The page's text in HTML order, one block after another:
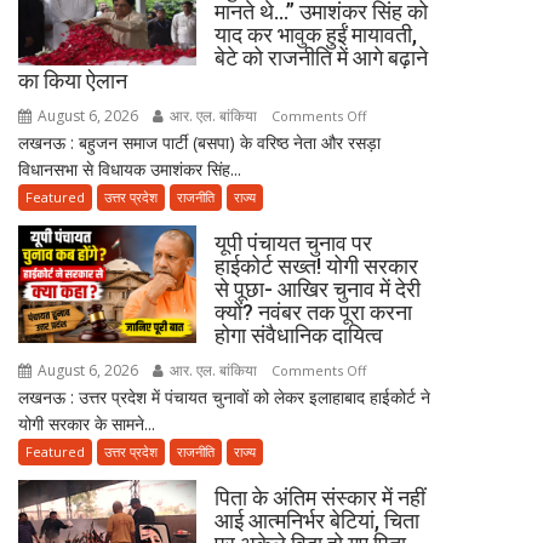
मानते थे…” उमाशंकर सिंह को
याद कर भावुक हुईं मायावती,
बेटे को राजनीति में आगे बढ़ाने
का किया ऐलान
August 6, 2026 आर. एल. बांकिया Comments Offon
“मुझे
भी
ज्यादा
मानते
थे…”
को
भावुक
हुईं
लखनऊ : बहुजन समाज पार्टी (बसपा) के वरिष्ठ नेता और रसड़ा
विधानसभा से विधायक उमाशंकर सिंह...
Featured उत्तर प्रदेश राजनीति राज्य
यूपी पंचायत चुनाव पर
हाईकोर्ट सख्त! योगी सरकार
से पूछा- आखिर चुनाव में देरी
क्यों? नवंबर तक पूरा करना
होगा संवैधानिक दायित्व
August 6, 2026 आर. एल. बांकिया Comments Offon
यूपी
हाईकोर्ट
सख्त!
लखनऊ : उत्तर प्रदेश में पंचायत चुनावों को लेकर इलाहाबाद हाईकोर्ट ने
योगी सरकार के सामने...
Featured उत्तर प्रदेश राजनीति राज्य
पिता के अंतिम संस्कार में नहीं
आई आत्मनिर्भर बेटियां, चिता